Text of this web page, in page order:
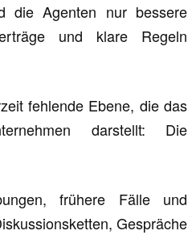
die Agenten nur bessere
und klare Regeln
fehlende Ebene, die das
darstellt: Die
frühere Fälle und
Gespräche